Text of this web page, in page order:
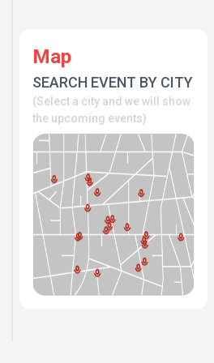
Map
SEARCH EVENT BY CITY
(Select a city and we will show
the upcoming events)